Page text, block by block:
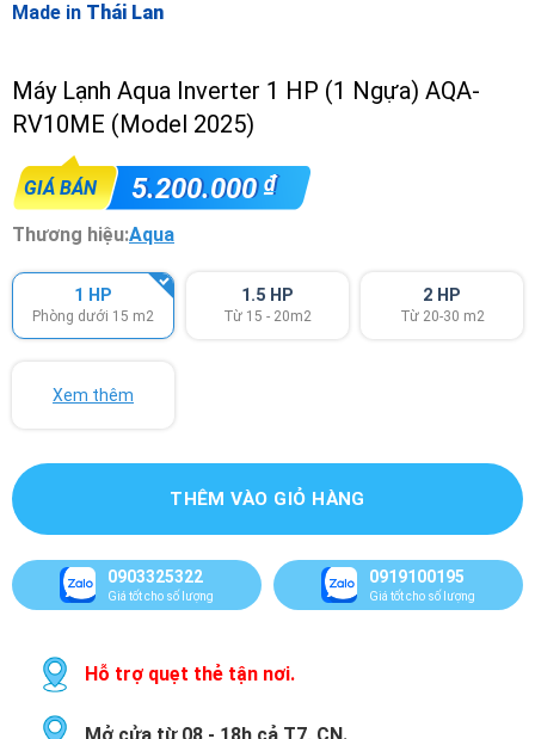
Made in Thái Lan
Máy Lạnh Aqua Inverter 1 HP (1 Ngựa) AQA-
RV10ME (Model 2025)
GIÁ BÁN 5.200.000₫
Thương hiệu:Aqua
1 HP
Phòng dưới 15 m2
1.5 HP
Từ 15 - 20m2
2 HP
Từ 20-30 m2
Xem thêm
THÊM VÀO GIỎ HÀNG
0903325322
Giá tốt cho số lượng
0919100195
Giá tốt cho số lượng
Hỗ trợ quẹt thẻ tận nơi.
Mở cửa từ 08 - 18h cả T7, CN.